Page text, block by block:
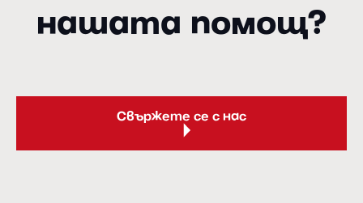
нашата помощ?
Свържете се с нас